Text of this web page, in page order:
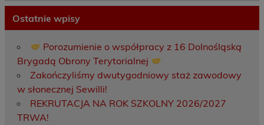
Ostatnie wpisy
Porozumienie o współpracy z 16 Dolnośląską
Brygadą Obrony Terytorialnej
Zakończyliśmy dwutygodniowy staż zawodowy
w słonecznej Sewilli!
REKRUTACJA NA ROK SZKOLNY 2026/2027
TRWA!